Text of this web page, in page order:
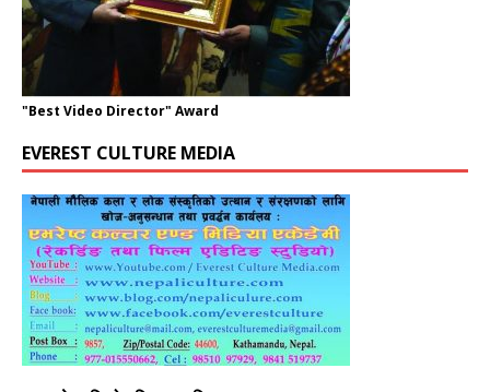
"Best Video Director" Award
EVEREST CULTURE MEDIA